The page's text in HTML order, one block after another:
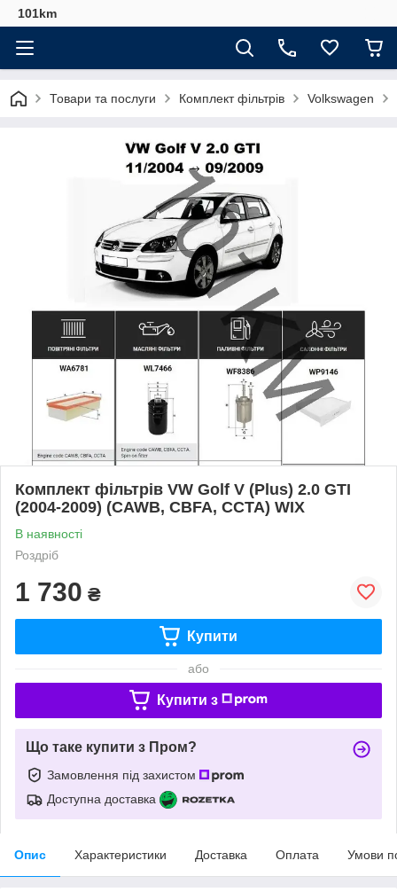
101km
Товари та послуги Комплект фільтрів Volkswagen
Комплект фільтрів VW Golf V (Plus) 2.0 GTI
(2004-2009) (CAWB, CBFA, CCTA) WIX
В наявності
Роздріб
1 730 ₴
Купити
або
Купити з
Що таке купити з Пром?
Замовлення під захистом
Доступна доставка
Опис Характеристики Доставка Оплата Умови